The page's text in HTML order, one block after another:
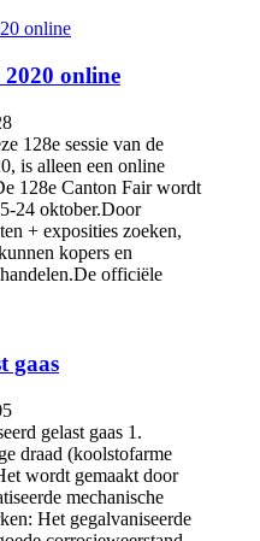
online
128e sessie van de
is alleen een online
128e Canton Fair wordt
24 oktober.Door
+ exposities zoeken,
kopers en
officiële
gaas
gelast gaas 1.
draad (koolstofarme
wordt gemaakt door
mechanische
Het gegalvaniseerde